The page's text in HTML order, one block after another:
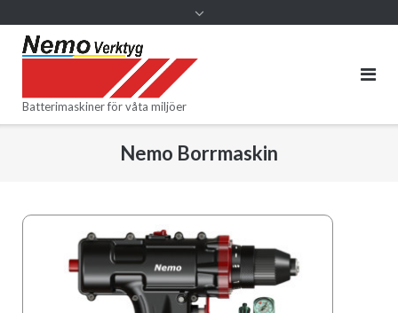
Batterimaskiner för våta miljöer
Nemo Borrmaskin